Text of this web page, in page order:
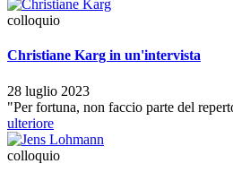
colloquio
Christiane Karg in un'intervista
28 luglio 2023
"Per fortuna, non faccio parte del
ulteriore
colloquio